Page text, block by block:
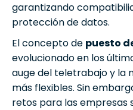
garantizando
protección de datos.
El concepto de puesto
evolucionado en los
auge del teletrabajo y la
más flexibles. Sin
retos para las empresas